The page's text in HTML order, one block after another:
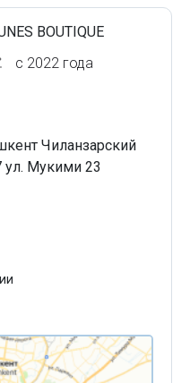
BOUTIQUE
с 2022 года
Чиланзарский
ул. Мукими 23